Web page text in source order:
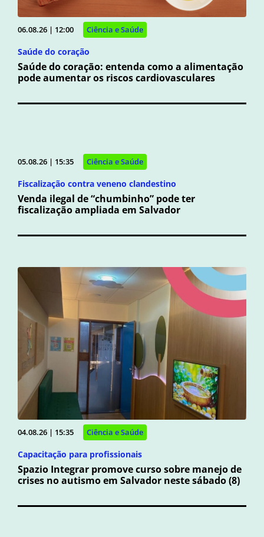
06.08.26 | 12:00 Ciência e Saúde
Saúde do coração
Saúde do coração: entenda como a alimentação
pode aumentar os riscos cardiovasculares
05.08.26 | 15:35 Ciência e Saúde
Fiscalização contra veneno clandestino
Venda ilegal de “chumbinho” pode ter
fiscalização ampliada em Salvador
04.08.26 | 15:35 Ciência e Saúde
Capacitação para profissionais
Spazio Integrar promove curso sobre manejo de
crises no autismo em Salvador neste sábado (8)